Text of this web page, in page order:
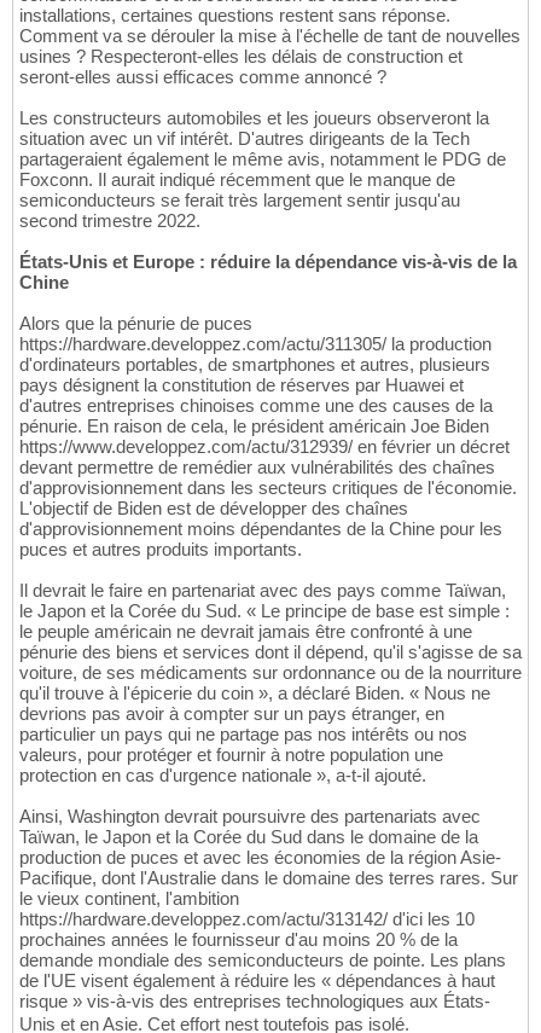
installations, certaines questions restent sans réponse.
Comment va se dérouler la mise à l'échelle de tant de nouvelles
usines ? Respecteront-elles les délais de construction et
seront-elles aussi efficaces comme annoncé ?
Les constructeurs automobiles et les joueurs observeront la
situation avec un vif intérêt. D'autres dirigeants de la Tech
partageraient également le même avis, notamment le PDG de
Foxconn. Il aurait indiqué récemment que le manque de
semiconducteurs se ferait très largement sentir jusqu'au
second trimestre 2022.
États-Unis et Europe : réduire la dépendance vis-à-vis de la
Chine
Alors que la pénurie de puces
https://hardware.developpez.com/actu/311305/ la production
d'ordinateurs portables, de smartphones et autres, plusieurs
pays désignent la constitution de réserves par Huawei et
d'autres entreprises chinoises comme une des causes de la
pénurie. En raison de cela, le président américain Joe Biden
https://www.developpez.com/actu/312939/ en février un décret
devant permettre de remédier aux vulnérabilités des chaînes
d'approvisionnement dans les secteurs critiques de l'économie.
L'objectif de Biden est de développer des chaînes
d'approvisionnement moins dépendantes de la Chine pour les
puces et autres produits importants.
Il devrait le faire en partenariat avec des pays comme Taïwan,
le Japon et la Corée du Sud. « Le principe de base est simple :
le peuple américain ne devrait jamais être confronté à une
pénurie des biens et services dont il dépend, qu'il s'agisse de sa
voiture, de ses médicaments sur ordonnance ou de la nourriture
qu'il trouve à l'épicerie du coin », a déclaré Biden. « Nous ne
devrions pas avoir à compter sur un pays étranger, en
particulier un pays qui ne partage pas nos intérêts ou nos
valeurs, pour protéger et fournir à notre population une
protection en cas d'urgence nationale », a-t-il ajouté.
Ainsi, Washington devrait poursuivre des partenariats avec
Taïwan, le Japon et la Corée du Sud dans le domaine de la
production de puces et avec les économies de la région Asie-
Pacifique, dont l'Australie dans le domaine des terres rares. Sur
le vieux continent, l'ambition
https://hardware.developpez.com/actu/313142/ d'ici les 10
prochaines années le fournisseur d'au moins 20 % de la
demande mondiale des semiconducteurs de pointe. Les plans
de l'UE visent également à réduire les « dépendances à haut
risque » vis-à-vis des entreprises technologiques aux États-
Unis et en Asie. Cet effort nest toutefois pas isolé.